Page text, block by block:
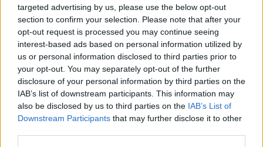
targeted advertising by us, please use the below opt-out
section to confirm your selection. Please note that after your
opt-out request is processed you may continue seeing
interest-based ads based on personal information utilized by
us or personal information disclosed to third parties prior to
your opt-out. You may separately opt-out of the further
disclosure of your personal information by third parties on the
IAB’s list of downstream participants. This information may
also be disclosed by us to third parties on the IAB’s List of
Downstream Participants that may further disclose it to other
Feyenoord sluit voorbereiding bijna af: dit staat
er nog op het programma
Shaqueel van Persie ontkracht geruchten over
keuze voor Marokko
Brengt Sporting Portugal Feyenoord in de
problemen rond Hadj Moussa?